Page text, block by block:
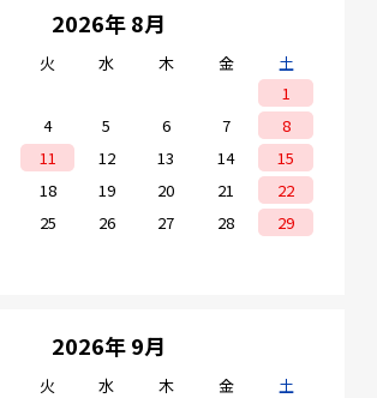
ます。
2026年 8月
火 水 木 金
土
1
4 5 6 7
8
11 12 13 14
15
18 19 20 21
22
25 26 27 28
29
2026年 9月
火 水 木 金
土